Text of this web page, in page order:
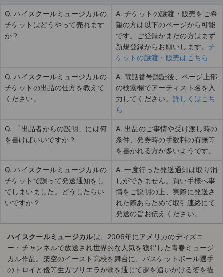
Q. ハイスクールミュージカルの
チケットはどうやって売れます
か？
A. チケットの譲渡・販売をご希
望の方は以下のページから可能
です。ご登録がまだの方はまず
新規登録からお願いします。 チ
ケットの譲渡・販売はこちら
Q. ハイスクールミュージカルの
チケットの出品の仕方を教えて
ください。
A. 電話番号認証後、ページ上部
の検索欄でアーティスト名を入
力してください。 詳しくはこち
ら
Q. 「出品者からの説明」には何
を書けばいいですか？
A. 出品のご事情や受け渡し時の
条件、発券時の手数料の有無等
を書かれる方が多いようです。
Q. ハイスクールミュージカルの
チケットで誤って発送通知をし
てしまいました。どうしたらい
いですか？
A. 一度行った発送通知は取り消
しができません。買い手様へ事
情をご説明の上、実際に発送さ
れた際あらためて取引連絡にて
発送の旨お伝えください。
ハイスクールミュージカルは、2006年にアメリカのディズニ
ー・チャンネルで放送され世界的な人気を獲得した青春ミュージ
カル作品。架空のイースト高校を舞台に、バスケットボール選手
のトロイと優等生ガブリエラが歌を通じて夢を追いかける姿を描